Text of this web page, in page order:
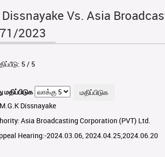
Dissnayake Vs. Asia
2023
5 / 5
Dissnayake
Asia Broadcasting Corporation (PVT) Ltd.
Hearing:-2024.03.06, 2024.04.25,2024.06.20